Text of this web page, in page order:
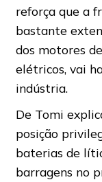
reforça que a
bastante
dos motores
elétricos, vai
indústria.
De Tomi
posição
baterias de
barragens no